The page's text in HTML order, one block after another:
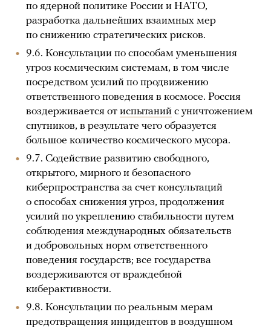
по ядерной политике России и НАТО,
разработка дальнейших взаимных мер
по снижению стратегических рисков.
9.6. Консультации по способам уменьшения
угроз космическим системам, в том числе
посредством усилий по продвижению
ответственного поведения в космосе. Россия
воздерживается от испытаний с уничтожением
спутников, в результате чего образуется
большое количество космического мусора.
9.7. Содействие развитию свободного,
открытого, мирного и безопасного
киберпространства за счет консультаций
о способах снижения угроз, продолжения
усилий по укреплению стабильности путем
соблюдения международных обязательств
и добровольных норм ответственного
поведения государств; все государства
воздерживаются от враждебной
киберактивности.
9.8. Консультации по реальным мерам
предотвращения инцидентов в воздушном